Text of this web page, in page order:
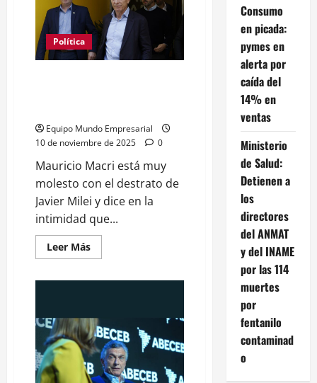
Argentina
no
es
producir,
es
comerciar
Política
Equipo Mundo Empresarial
10 de noviembre de 2025
0
Mauricio Macri está muy
molesto con el destrato de
Javier Milei y dice en la
intimidad que...
Leer MásLeer
más
bien,
no
hay
dirección
racional
Mauricio
Macri
Consumo
en picada:
pymes en
alerta por
caída del
14% en
ventas
Ministerio
de Salud:
Detienen a
los
directores
del ANMAT
y del INAME
por las 114
muertes
por
fentanilo
contaminad
o